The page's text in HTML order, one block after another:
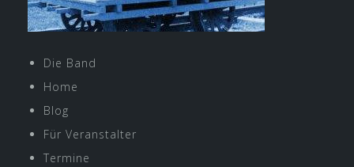
Die Band
Home
Blog
Für Veranstalter
Termine